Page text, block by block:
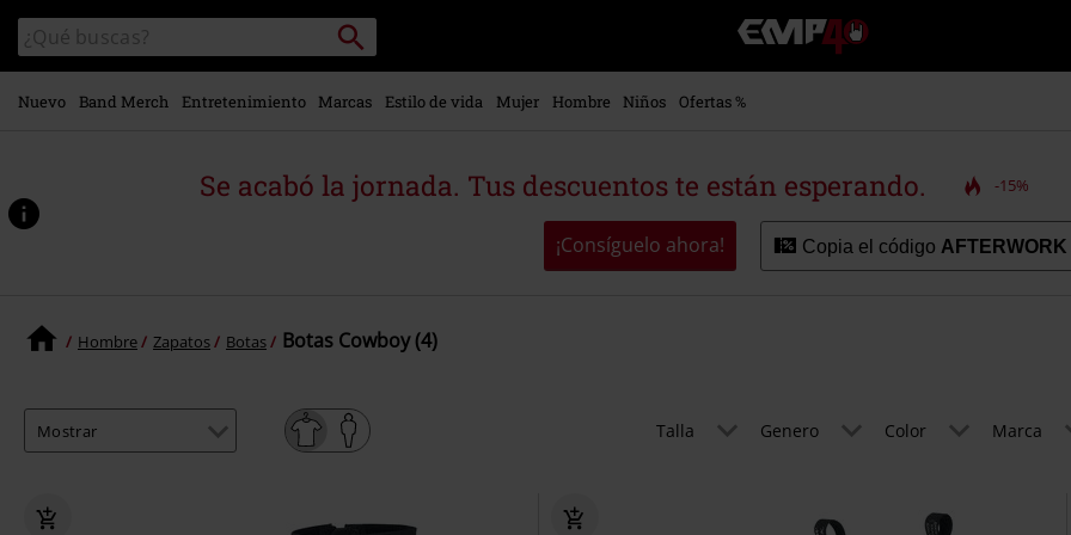
contenido
principal
Buscar
en
el
catálogo
Buscar
EMP
-
Música,
Merch
Ropa
Alternativa
Nuevo Band Merch Entretenimiento Marcas Estilo de vida Mujer Hombre Niños Ofertas %
Se acabó la jornada. Tus descuentos te están esperando. -15%
¡Consíguelo ahora! Copia el código AFTERWORK
Hombre Zapatos Botas Botas Cowboy (4)
Talla Genero Color Marca